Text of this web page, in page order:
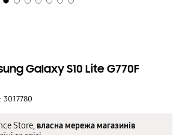
Galaxy S10 Lite G770F
3017780
Store, власна мережа магазинів